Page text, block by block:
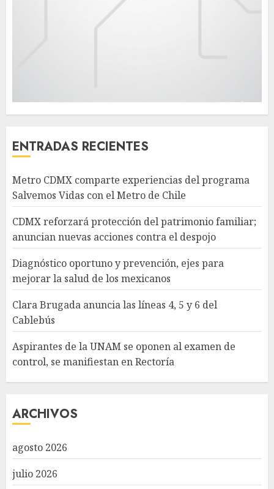
ENTRADAS RECIENTES
Metro CDMX comparte experiencias del programa
Salvemos Vidas con el Metro de Chile
CDMX reforzará protección del patrimonio familiar;
anuncian nuevas acciones contra el despojo
Diagnóstico oportuno y prevención, ejes para
mejorar la salud de los mexicanos
Clara Brugada anuncia las líneas 4, 5 y 6 del
Cablebús
Aspirantes de la UNAM se oponen al examen de
control, se manifiestan en Rectoría
ARCHIVOS
agosto 2026
julio 2026